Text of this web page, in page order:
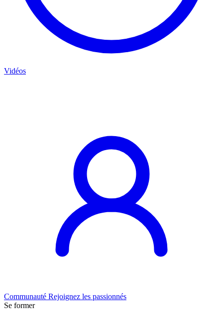
Vidéos
Communauté Rejoignez les passionnés
Se former